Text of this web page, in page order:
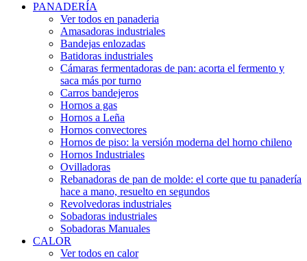
PANADERÍA
Ver todos en panaderia
Amasadoras industriales
Bandejas enlozadas
Batidoras industriales
Cámaras fermentadoras de pan: acorta el fermento y
saca más por turno
Carros bandejeros
Hornos a gas
Hornos a Leña
Hornos convectores
Hornos de piso: la versión moderna del horno chileno
Hornos Industriales
Ovilladoras
Rebanadoras de pan de molde: el corte que tu panadería
hace a mano, resuelto en segundos
Revolvedoras industriales
Sobadoras industriales
Sobadoras Manuales
CALOR
Ver todos en calor